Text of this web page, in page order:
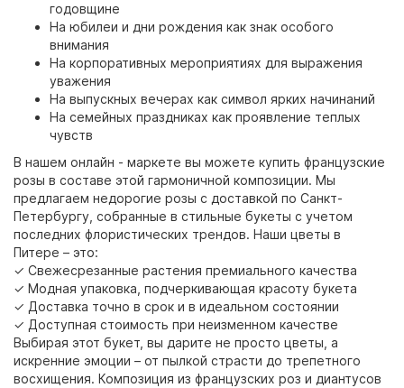
годовщине
На юбилеи и дни рождения как знак особого
внимания
На корпоративных мероприятиях для выражения
уважения
На выпускных вечерах как символ ярких начинаний
На семейных праздниках как проявление теплых
чувств
В нашем онлайн - маркете вы можете купить французские
розы в составе этой гармоничной композиции. Мы
предлагаем недорогие розы с доставкой по Санкт-
Петербургу, собранные в стильные букеты с учетом
последних флористических трендов. Наши цветы в
Питере – это:
✓ Свежесрезанные растения премиального качества
✓ Модная упаковка, подчеркивающая красоту букета
✓ Доставка точно в срок и в идеальном состоянии
✓ Доступная стоимость при неизменном качестве
Выбирая этот букет, вы дарите не просто цветы, а
искренние эмоции – от пылкой страсти до трепетного
восхищения. Композиция из французских роз и диантусов